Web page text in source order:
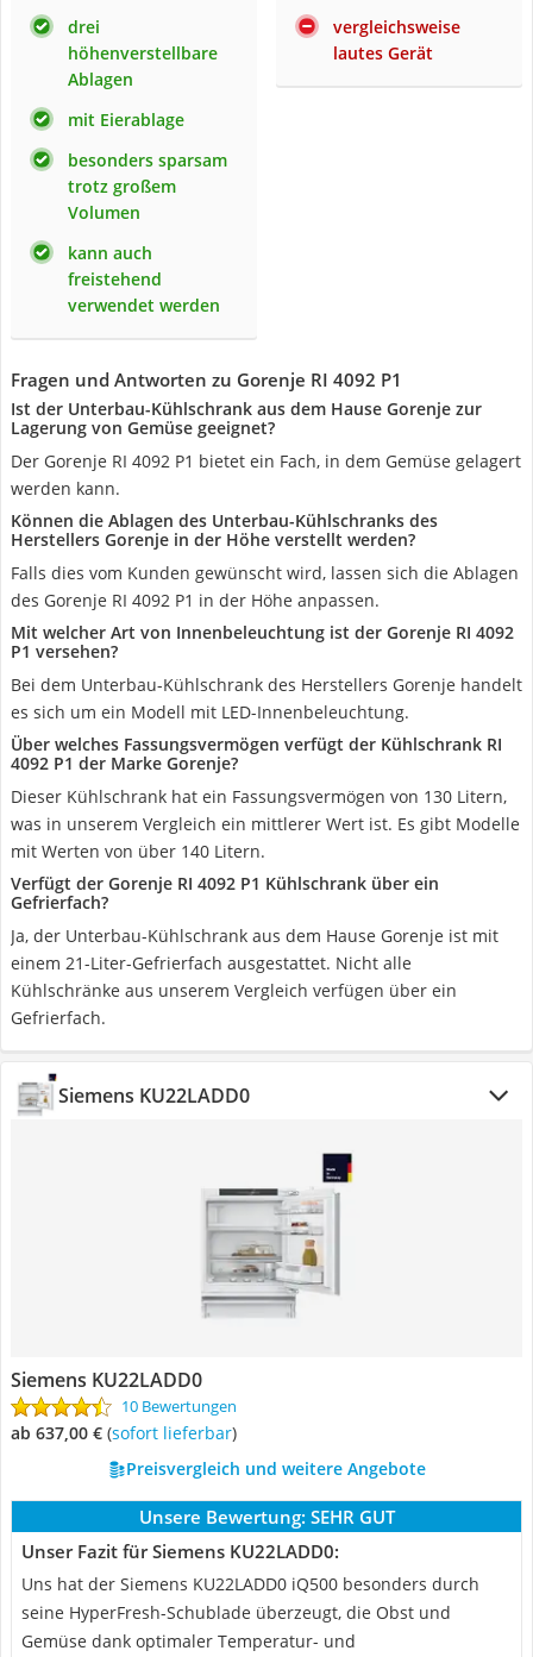
drei
höhenverstellbare
Ablagen
mit Eierablage
besonders sparsam
trotz großem
Volumen
kann auch
freistehend
verwendet werden
vergleichsweise
lautes Gerät
Fragen und Antworten zu Gorenje RI 4092 P1
Ist der Unterbau-Kühlschrank aus dem Hause Gorenje zur
Lagerung von Gemüse geeignet?
Der Gorenje RI 4092 P1 bietet ein Fach, in dem Gemüse gelagert
werden kann.
Können die Ablagen des Unterbau-Kühlschranks des
Herstellers Gorenje in der Höhe verstellt werden?
Falls dies vom Kunden gewünscht wird, lassen sich die Ablagen
des Gorenje RI 4092 P1 in der Höhe anpassen.
Mit welcher Art von Innenbeleuchtung ist der Gorenje RI 4092
P1 versehen?
Bei dem Unterbau-Kühlschrank des Herstellers Gorenje handelt
es sich um ein Modell mit LED-Innenbeleuchtung.
Über welches Fassungsvermögen verfügt der Kühlschrank RI
4092 P1 der Marke Gorenje?
Dieser Kühlschrank hat ein Fassungsvermögen von 130 Litern,
was in unserem Vergleich ein mittlerer Wert ist. Es gibt Modelle
mit Werten von über 140 Litern.
Verfügt der Gorenje RI 4092 P1 Kühlschrank über ein
Gefrierfach?
Ja, der Unterbau-Kühlschrank aus dem Hause Gorenje ist mit
einem 21-Liter-Gefrierfach ausgestattet. Nicht alle
Kühlschränke aus unserem Vergleich verfügen über ein
Gefrierfach.
Siemens KU22LADD0
Siemens KU22LADD0
10 Bewertungen
ab 637,00 € ( Sofort lieferbar)
Preisvergleich und weitere Angebote
Unsere Bewertung: SEHR GUT
Unser Fazit für Siemens KU22LADD0:
Uns hat der Siemens KU22LADD0 iQ500 besonders durch
seine HyperFresh-Schublade überzeugt, die Obst und
Gemüse dank optimaler Temperatur- und